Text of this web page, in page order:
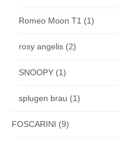
Romeo Moon T1 (1)
rosy angelis (2)
SNOOPY (1)
splugen brau (1)
FOSCARINI (9)